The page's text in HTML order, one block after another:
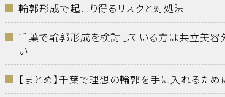
輪郭形成で起こり得るリスクと対処法
千葉で輪郭形成を検討している方は共立美容
い
【まとめ】千葉で理想の輪郭を手に入れるため